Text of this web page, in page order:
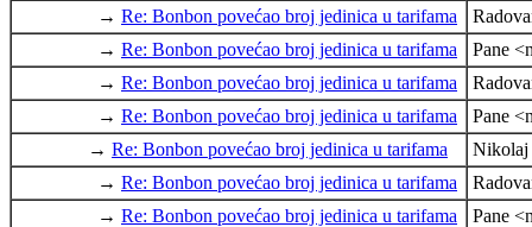
→ Re: Bonbon povećao broj jedinica u tarifama
→ Re: Bonbon povećao broj jedinica u tarifama
Pane
→ Re: Bonbon povećao broj jedinica u tarifama
→ Re: Bonbon povećao broj jedinica u tarifama
Pane
→ Re: Bonbon povećao broj jedinica u tarifama
Nikolaj
→ Re: Bonbon povećao broj jedinica u tarifama
→ Re: Bonbon povećao broj jedinica u tarifama
Pane